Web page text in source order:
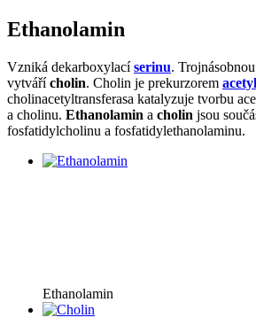
Ethanolamin
Vzniká dekarboxylacíserinu.
vytvářícholin. Cholin je prekurzorem
cholinacetyltransferasa katalyzuje tvorbu
a cholinu. Ethanolamin a cholin jsou
fosfatidylcholinu a fosfatidylethanolaminu.
Ethanolamin